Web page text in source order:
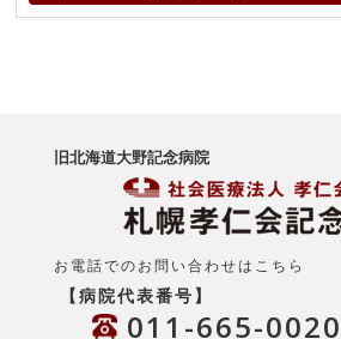
旧北海道大野記念病院
お電話でのお問い合わせはこちら
【病院代表番号】
011-665-0020